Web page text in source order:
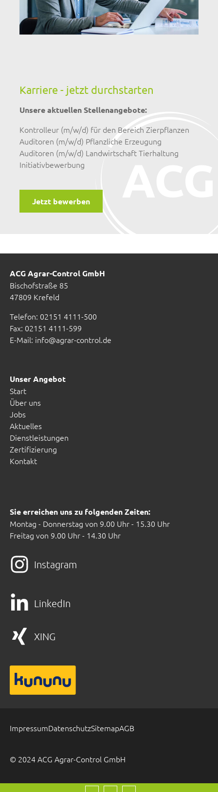
Karriere - jetzt durchstarten
Unsere aktuellen Stellenangebote:
Kontrolleur (m/w/d) für den Bereich Zierpflanzen
Auditoren (m/w/d) Pflanzliche Erzeugung
Auditoren (m/w/d) Landwirtschaft Tierhaltung
Initiativbewerbung
Jetzt bewerben
ACG Agrar-Control GmbH
Bischofstraße 85
47809 Krefeld
Telefon: 02151 4111-500
Fax: 02151 4111-599
E-Mail: info@agrar-control.de
Unser Angebot
Start
Über uns
Jobs
Aktuelles
Dienstleistungen
Zertifizierung
Kontakt
Sie erreichen uns zu folgenden Zeiten:
Montag - Donnerstag von 9.00 Uhr - 15.30 Uhr
Freitag von 9.00 Uhr - 14.30 Uhr
Instagram
LinkedIn
XING
ImpressumDatenschutzSitemapAGB
© 2024 ACG Agrar-Control GmbH